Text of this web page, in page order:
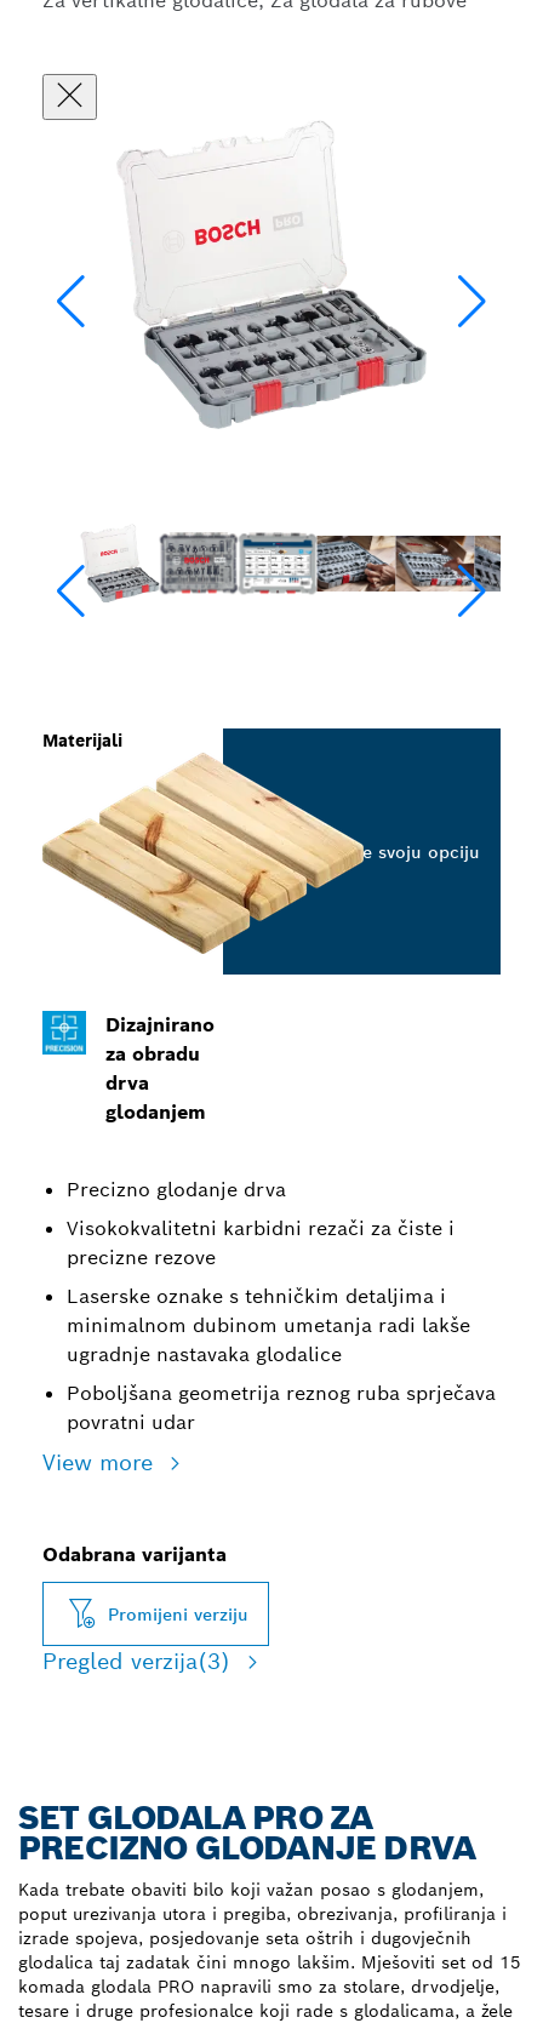
Dizajnirano
za obradu
drva
glodanjem
Precizno glodanje drva
Visokokvalitetni karbidni rezači za čiste i
precizne rezove
Laserske oznake s tehničkim detaljima i
minimalnom dubinom umetanja radi lakše
ugradnje nastavaka glodalice
Poboljšana geometrija reznog ruba sprječava
povratni udar
View more
Materijali
Odaberite svoju opciju
Odabrana varijanta
Promijeni verziju
Pregled verzija(3)
SET GLODALA PRO ZA
PRECIZNO GLODANJE DRVA
Kada trebate obaviti bilo koji važan posao s glodanjem,
poput urezivanja utora i pregiba, obrezivanja, profiliranja i
izrade spojeva, posjedovanje seta oštrih i dugovječnih
glodalica taj zadatak čini mnogo lakšim. Mješoviti set od 15
komada glodala PRO napravili smo za stolare, drvodjelje,
tesare i druge profesionalce koji rade s glodalicama, a žele